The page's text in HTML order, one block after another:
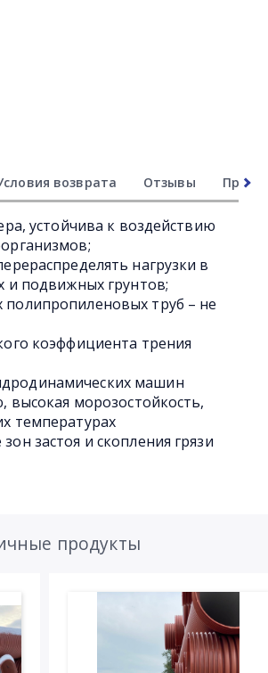
возврата Отзывы Прочее
устойчива к воздействию
нагрузки в
и подвижных грунтов;
труб – не
коэффициента трения
машин
высокая морозостойкость,
температурах
застоя и скопления грязи
продукты